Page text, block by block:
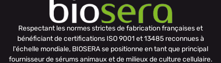
Respectant les normes strictes de fabrication françaises et
bénéficiant de certifications ISO 9001 et 13485 reconnues à
l'échelle mondiale, BIOSERA se positionne en tant que principal
fournisseur de sérums animaux et de milieux de culture cellulaire.